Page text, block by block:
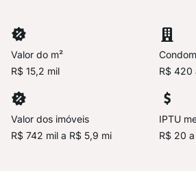
Valor do m²
R$ 15,2 mil
R$ 420
Valor dos imóveis
R$ 742 mil a R$ 5,9 mi
IPTU
R$ 20